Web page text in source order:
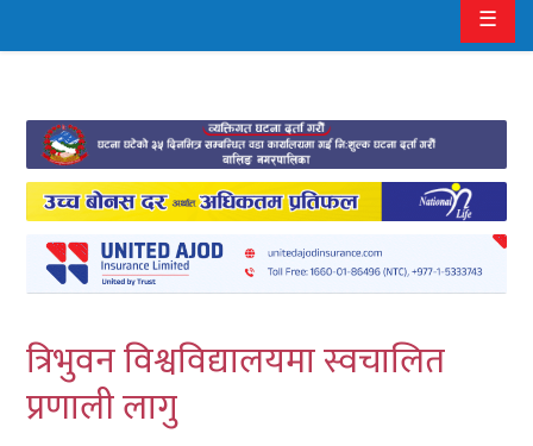
१
२
बागमती
गण्डकी
कर्णाली
सुदुरपश्चिम
☰
त्रिभुवन विश्वविद्यालयमा स्वचालित
प्रणाली लागु